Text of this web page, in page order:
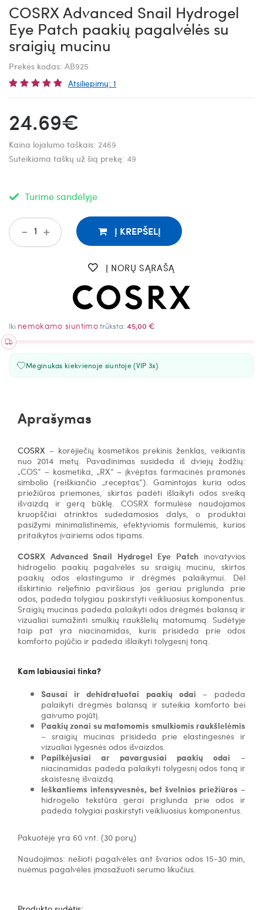
COSRX Advanced Snail Hydrogel
Eye Patch paakių pagalvėlės su
sraigių mucinu
Prekės kodas: AB925
Atsiliepimų: 1
24.69€
Kaina lojalumo taškais: 2469
Suteikiama taškų už šią prekę: 49
Turime sandėlyje
+
- Į KREPŠELĮ
Į NORŲ SĄRAŠĄ
Iki nemokamo siuntimotrūksta:45,00 €
Mėginukas kiekvienoje siuntoje (VIP 3x)
Aprašymas
COSRX – korėjiečių kosmetikos prekinis ženklas, veikiantis
nuo 2014 metų. Pavadinimas susideda iš dviejų žodžių:
„COS“ – kosmetika, „RX“ – įkvėptas farmacinės pramonės
simbolio (reiškiančio „receptas“). Gamintojas kuria odos
priežiūros priemones, skirtas padėti išlaikyti odos sveiką
išvaizdą ir gerą būklę. COSRX formulėse naudojamos
kruopščiai atrinktos sudedamosios dalys, o produktai
pasižymi minimalistinėmis, efektyviomis formulėmis, kurios
pritaikytos įvairiems odos tipams.
COSRX Advanced Snail Hydrogel Eye Patchinovatyvios
hidrogelio paakių pagalvėlės su sraigių mucinu, skirtos
paakių odos elastingumo ir drėgmės palaikymui.
Dėl
išskirtinio reljefinio paviršiaus jos geriau priglunda prie
odos, padeda tolygiau paskirstyti veikliuosius komponentus.
Sraigių mucinas padeda palaikyti odos drėgmės balansą ir
vizualiai sumažinti smulkių raukšlelių matomumą. Sudėtyje
taip pat yra niacinamidas, kuris prisideda prie odos
komforto pojūčio ir padeda išlaikyti tolygesnį toną.
Kam labiausiai tinka?
Sausai ir dehidratuotai paakių odai – padeda
palaikyti drėgmės balansą ir suteikia komforto bei
gaivumo pojūtį.
Paakių zonai su matomomis smulkiomis raukšlelėmis
– sraigių mucinas prisideda prie elastingesnės ir
vizualiai lygesnės odos išvaizdos.
Papilkėjusiai ar pavargusiai paakių odai –
niacinamidas padeda palaikyti tolygesnį odos toną ir
skaistesnę išvaizdą.
Ieškantiems intensyvesnės, bet švelnios priežiūros –
hidrogelio tekstūra gerai priglunda prie odos ir
padeda tolygiai paskirstyti veikliuosius komponentus.
Pakuotėje yra 60 vnt. (30 porų)
Naudojimas: nešioti pagalvėles ant švarios odos 15-30 min,
nuėmus pagalvėles įmasažuoti serumo likučius.